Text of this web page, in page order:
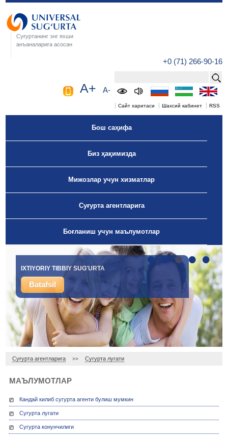
Суғуртанинг энг яхши
анъаналарига асосан
+0 (71) 266-90-16
A+ A-
Сайт харитаси Шахсий кабинет RSS
Бош саҳифа
Биз ҳақимизда
Мижозлар учун хизматлар
Суғурта агентларига
Боғланиш учун маълумотлар
IXTIYORIY TIBBIY SUG'URTA
Batafsil
•••••
Суғурта агентларига >> Сугурта лугати
МАЪЛУМОТЛАР
Кандай килиб сугурта агенти булиш мумкин
Сугурта лугати
Сугурта конунчилиги